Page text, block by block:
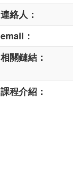
連絡人：
email：
相關鏈結：
課程介紹：